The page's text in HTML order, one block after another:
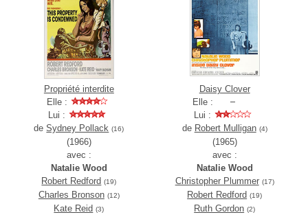
Propriété interdite
Elle :
Lui :
deSydney Pollack (16)
(1966)
avec :
Natalie Wood
Robert Redford (19)
Charles Bronson (12)
Kate Reid (3)
Daisy Clover
Elle :
Lui :
de Robert Mulligan (4)
(1965)
avec :
Natalie Wood
Christopher Plummer (17)
Robert Redford (19)
Ruth Gordon (2)